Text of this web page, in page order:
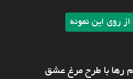
روی این نمونه
رها با طرح مرغ عشق